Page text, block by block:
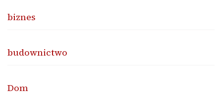
biznes
budownictwo
Dom